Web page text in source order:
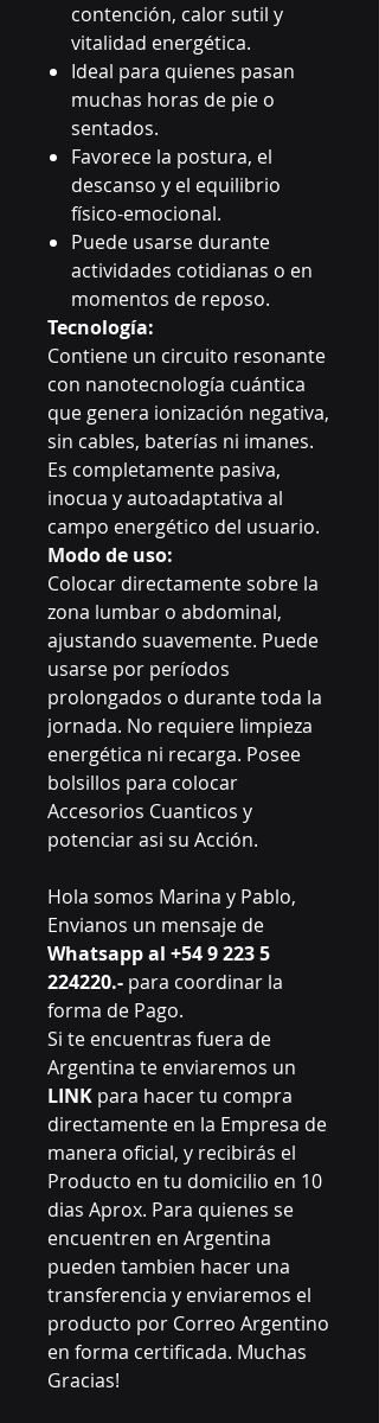
contención, calor sutil y
vitalidad energética.
Ideal para quienes pasan
muchas horas de pie o
sentados.
Favorece la postura, el
descanso y el equilibrio
físico-emocional.
Puede usarse durante
actividades cotidianas o en
momentos de reposo.
Tecnología:
Contiene un circuito resonante
con nanotecnología cuántica
que genera ionización negativa,
sin cables, baterías ni imanes.
Es completamente pasiva,
inocua y autoadaptativa al
campo energético del usuario.
Modo de uso:
Colocar directamente sobre la
zona lumbar o abdominal,
ajustando suavemente. Puede
usarse por períodos
prolongados o durante toda la
jornada. No requiere limpieza
energética ni recarga. Posee
bolsillos para colocar
Accesorios Cuanticos y
potenciar asi su Acción.
Hola somos Marina y Pablo,
Envianos un mensaje de
Whatsapp al +54 9 223 5
224220.- para coordinar la
forma de Pago.
Si te encuentras fuera de
Argentina te enviaremos un
LINK para hacer tu compra
directamente en la Empresa de
manera oficial, y recibirás el
Producto en tu domicilio en 10
dias Aprox. Para quienes se
encuentren en Argentina
pueden tambien hacer una
transferencia y enviaremos el
producto por Correo Argentino
en forma certificada. Muchas
Gracias!